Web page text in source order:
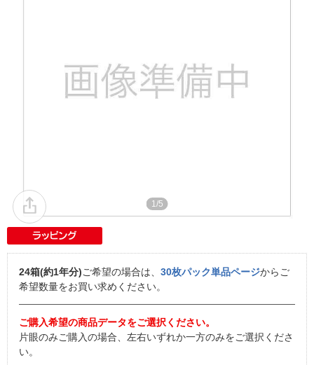
1/5
24箱(約1年分)ご希望の場合は、 30枚パック単品ページからご
希望数量をお買い求めください。
ご購入希望の商品データをご選択ください。
片眼のみご購入の場合、左右いずれか一方のみをご選択くださ
い。